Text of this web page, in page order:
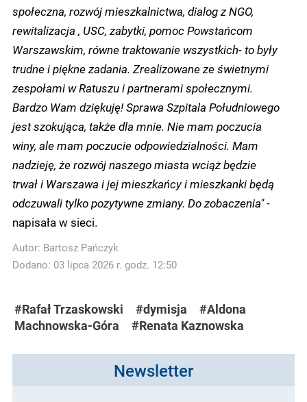
społeczna, rozwój mieszkalnictwa, dialog z NGO,
rewitalizacja , USC, zabytki, pomoc Powstańcom
Warszawskim, równe traktowanie wszystkich- to były
trudne i piękne zadania. Zrealizowane ze świetnymi
zespołami w Ratuszu i partnerami społecznymi.
Bardzo Wam dziękuję! Sprawa Szpitala Południowego
jest szokująca, także dla mnie. Nie mam poczucia
winy, ale mam poczucie odpowiedzialności. Mam
nadzieję, że rozwój naszego miasta wciąż będzie
trwał i Warszawa i jej mieszkańcy i mieszkanki będą
odczuwali tylko pozytywne zmiany. Do zobaczenia"-
napisała w sieci.
Autor: Bartosz Pańczyk
Dodano: 03 lipca 2026 r. godz. 12:50
#Rafał Trzaskowski #dymisja
#Aldona
Machnowska-Góra
#Renata Kaznowska
Newsletter